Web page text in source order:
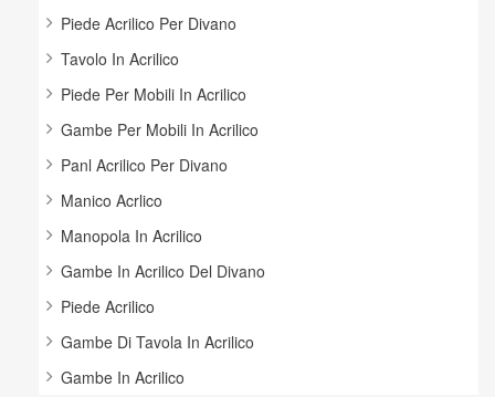
Piede Acrilico Per Divano
Tavolo In Acrilico
Piede Per Mobili In Acrilico
Gambe Per Mobili In Acrilico
Panl Acrilico Per Divano
Manico Acrlico
Manopola In Acrilico
Gambe In Acrilico Del Divano
Piede Acrilico
Gambe Di Tavola In Acrilico
Gambe In Acrilico